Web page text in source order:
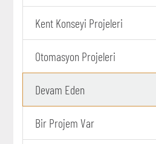
Kent Konseyi Projeleri
Otomasyon Projeleri
Devam Eden
Bir Projem Var